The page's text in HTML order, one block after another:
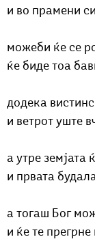
и во прамени
можеби ќе се
ќе биде тоа
додека
и ветрот уште
а утре земјата
и првата
а тогаш Бог
и ќе те